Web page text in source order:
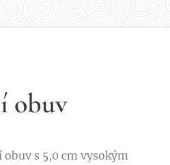
obuv
s 5,0 cm vysokým